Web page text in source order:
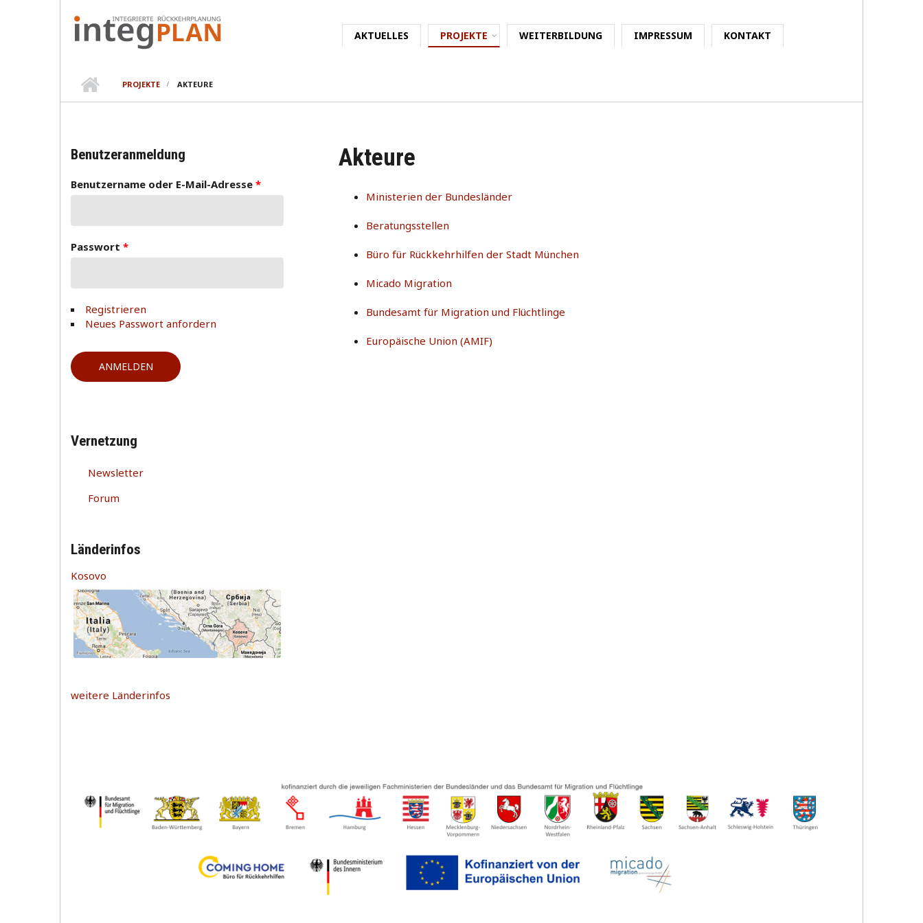
AKTUELLES PROJEKTE WEITERBILDUNG IMPRESSUM KONTAKT
PROJEKTE AKTEURE
Benutzeranmeldung
Benutzername oder E-Mail-Adresse *
Passwort *
Registrieren
Neues Passwort anfordern
Vernetzung
Newsletter
Forum
Länderinfos
Kosovo
weitere Länderinfos
Akteure
Ministerien der Bundesländer
Beratungsstellen
Büro für Rückkehrhilfen der Stadt München
Micado Migration
Bundesamt für Migration und Flüchtlinge
Europäische Union (AMIF)